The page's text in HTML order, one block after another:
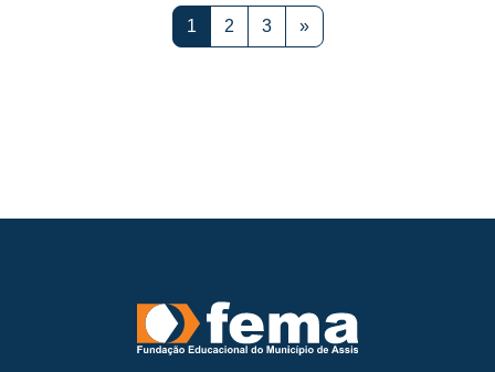
1 Página 1
2Página 2
3Página 3
»Próxima página